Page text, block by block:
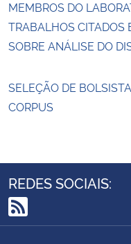
MEMBROS DO
TRABALHOS CITADOS
SOBRE ANÁLISE DO
SELEÇÃO DE
CORPUS
REDES SOCIAIS:
RSS